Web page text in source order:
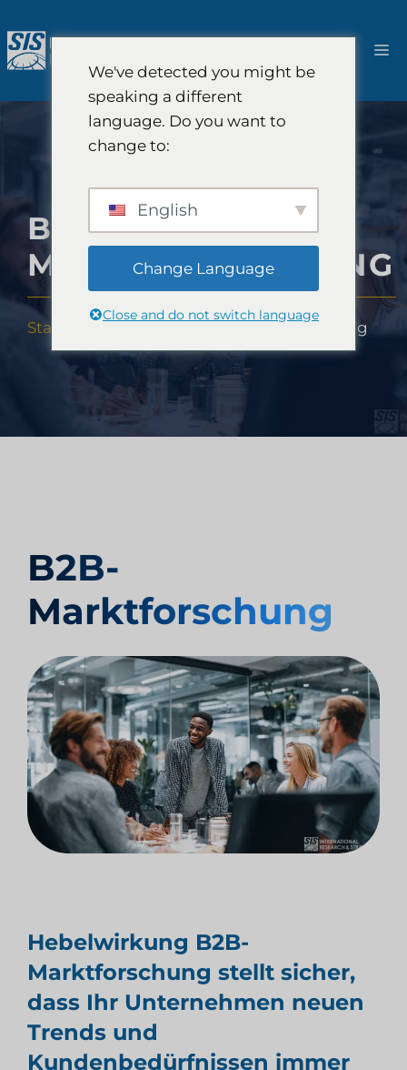
Inhalt
springen
B2B-
MARKTFORSCHUNG
Startseite B2B-Marktforschung
B2B-
Marktforschung
Hebelwirkung B2B-
Marktforschung stellt sicher,
dass Ihr Unternehmen neuen
Trends und
Kundenbedürfnissen immer
We've detected you might be
speaking a different
language. Do you want to
change to:
English
Change Language
Close and do not switch language